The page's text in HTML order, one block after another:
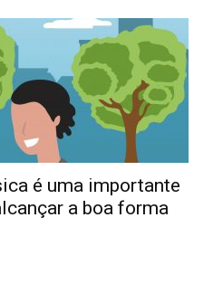
é uma importante
a boa forma